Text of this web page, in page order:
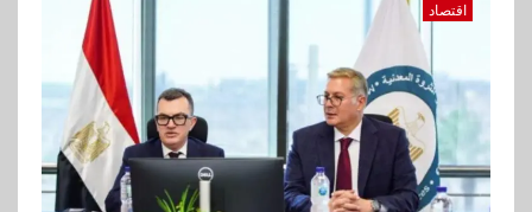
إنتيسا سان باولو تحقق 5.6 مليار
يورو صافي ربح في النصف الأول
2026
اقتصاد